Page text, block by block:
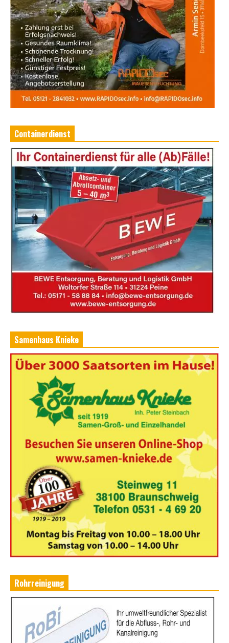
Containerdienst
Samenhaus Knieke
Rohrreinigung